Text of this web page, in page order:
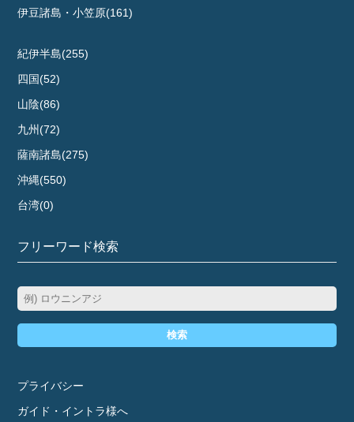
伊豆諸島・小笠原(161)
紀伊半島(255)
四国(52)
山陰(86)
九州(72)
薩南諸島(275)
沖縄(550)
台湾(0)
フリーワード検索
検索
プライバシー
ガイド・イントラ様へ